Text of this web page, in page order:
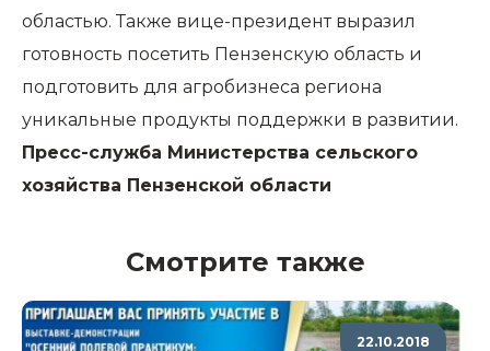
областью. Также вице-президент выразил
готовность посетить Пензенскую область и
подготовить для агробизнеса региона
уникальные продукты поддержки в развитии.
Пресс-служба Министерства сельского
хозяйства Пензенской области
Смотрите также
22.10.2018